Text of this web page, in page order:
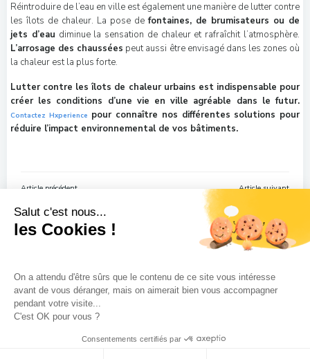
Réintroduire de l’eau en ville est également une manière de lutter contre
les îlots de chaleur. La pose defontaines, de brumisateurs ou de
jets d’eau diminue la sensation de chaleur et rafraîchit l’atmosphère.
L’arrosage des chaussées peut aussi être envisagé dans les zones où
la chaleur est la plus forte.
Lutter contre les îlots de chaleur urbains est indispensable pour
créer les conditions d’une vie en ville agréable dans le futur.
Contactez Hxperience pour connaître nos différentes solutions pour
réduire l’impact environnemental de vos bâtiments.
Navigation
l’article
Article précédent
Navigation
Article suivant
Salut c'est nous...
les Cookies !
On a attendu d'être sûrs que le contenu de ce site vous intéresse
avant de vous déranger, mais on aimerait bien vous accompagner
pendant votre visite...
C'est OK pour vous ?
Consentements certifiés par